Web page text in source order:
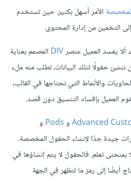
الأمر أسهل بكثير. حين تستخدم
التخمين من إدارة المحتوى.
ألا يفسد العميل عنصرDIV المصمم بعناية
حقولًا لتلك البيانات، تطلب منه ملء
والأنماط التي نحتاجها في القالب،
العميل بإفساد التنسيق دون قصد.
Advancedو
و
جيدة جدًا لإنشاء الحقول المخصصة.
بمنحنى تعلم. فالحقول لا يتم إنشاؤها في
أيضًا إلى رمز ما لتظهر في الجهة